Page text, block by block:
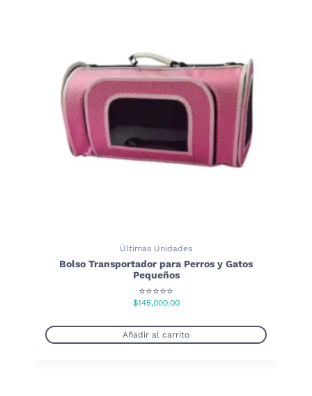
Últimas Unidades
Bolso Transportador para Perros y Gatos
Pequeños
⭐⭐⭐⭐⭐
$145,000.00
Añadir al carrito